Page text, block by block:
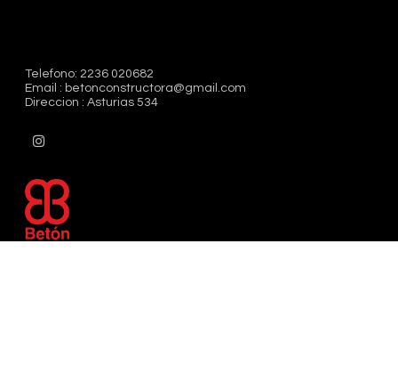
Telefono: 2236 020682
Email : betonconstructora@gmail.com
Direccion : Asturias 534